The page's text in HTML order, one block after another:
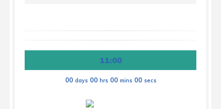
11:00
00 days 00 hrs 00 mins 00 secs